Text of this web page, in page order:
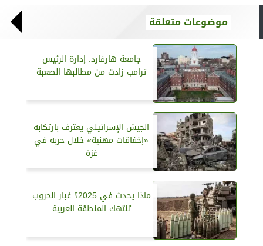
موضوعات متعلقة
جامعة هارفارد: إدارة الرئيس
ترامب زادت من مطالبها الصعبة
الجيش الإسرائيلي يعترف بارتكابه
«إخفاقات مهنية» خلال حربه في
غزة
ماذا يحدث في 2025؟ غبار الحروب
تنتهك المنطقة العربية